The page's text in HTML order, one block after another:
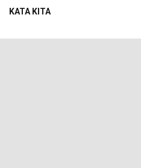
KATA KITA